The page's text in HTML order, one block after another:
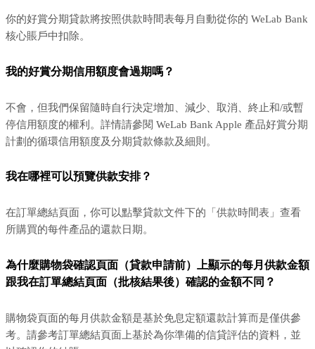
你的好賞分期貸款將按照供款時間表每月自動從你的 WeLab Bank
核心賬戶中扣除。
我的好賞分期信用額度會過期嗎？
不會，但我們保留隨時自行決定增加、減少、取消、終止和/或暫
停信用額度的權利。詳情請參閱 WeLab Bank Apple 產品好賞分期
計劃的循環信用額度及分期貸款條款及細則。
我在哪裡可以預覽供款安排？
在訂單總結頁面，你可以點擊貸款文件下的「供款時間表」查看
所購買的每件產品的還款日期。
為什麼購物袋確認頁面（貸款申請前）上顯示的每月供款金額
跟我在訂單總結頁面（批核結果後）確認的金額不同？
購物袋頁面的每月供款金額是基於免息定額還款計算而是僅供參
考。請參考訂單總結頁面上基於為你準備的信貸評估的資料，並